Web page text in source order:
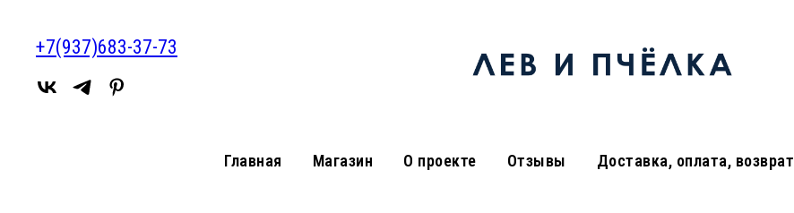
+7(937)683-37-73
Главная Магазин О проекте Отзывы Доставка, оплата, возврат